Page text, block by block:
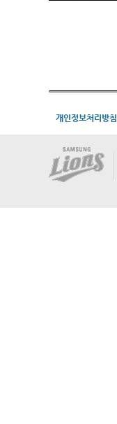
개인정보처리방침